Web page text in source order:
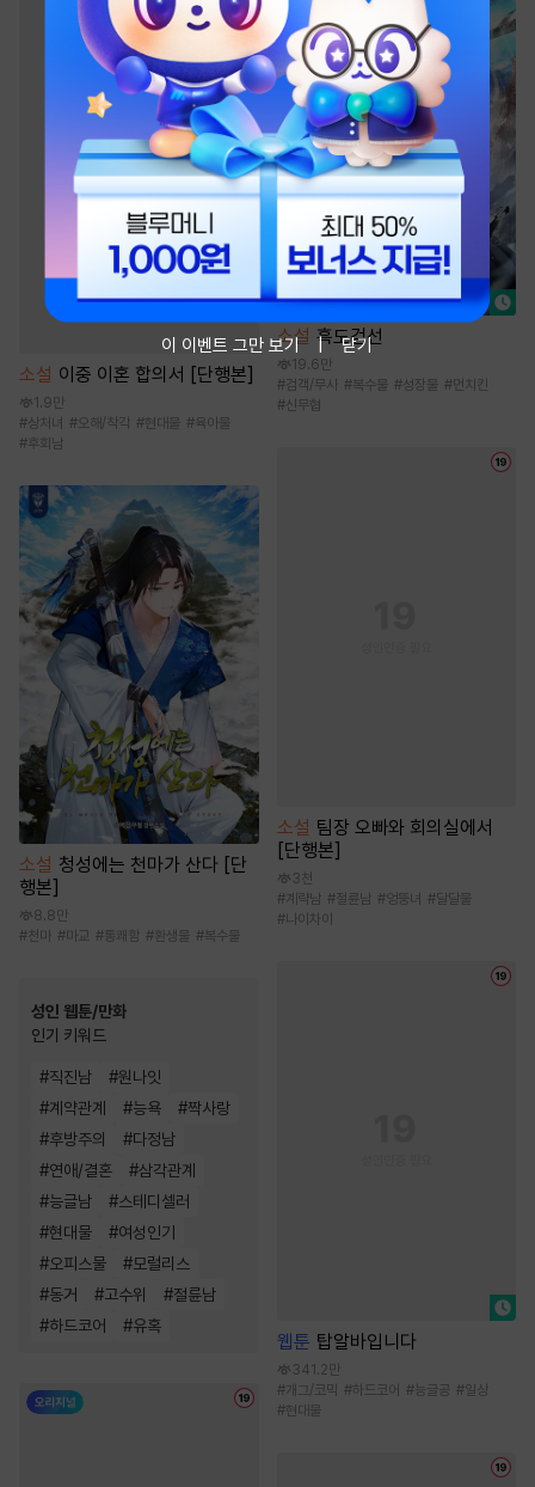
소설 이중 이혼 합의서 [단행본]
1.9만
#상처녀 #오해/착각 #현대물 #육아물
#후회남
소설 청성에는 천마가 산다 [단
행본]
8.8만
#천마 #마교 #통쾌함 # 환생물 #복수물
성인 웹툰/만화
인기 키워드
#직진남 #원나잇
#계약관계 #능욕 #짝사랑
#후방주의 #다정남
#연애/결혼 #삼각관계
#능글남 #스테디셀러
#현대물 #여성인기
#오피스물 #모럴리스
#동거 #고수위 #절륜남
#하드코어 #유혹
소설 흑도검선
19.6만
#검객/무사 #복수물 #성장물 #먼치킨
#신무협
소설 팀장 오빠와 회의실에서
[단행본]
3천
#계략남 #절륜남 #엉뚱녀 #달달물
#나이차이
웹툰 탑알바입니다
341.2만
#개그/코믹 #하드코어 #능글공 #일상
#현대물
이 이벤트 그만 보기 닫기